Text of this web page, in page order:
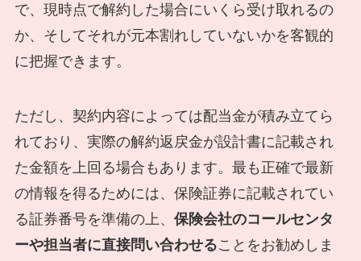
で、現時点で解約した場合にいくら受け取れるの
か、そしてそれが元本割れしていないかを客観的
に把握できます。
ただし、契約内容によっては配当金が積み立てら
れており、実際の解約返戻金が設計書に記載され
た金額を上回る場合もあります。最も正確で最新
の情報を得るためには、保険証券に記載されてい
る証券番号を準備の上、 保険会社のコールセンタ
ーや担当者に直接問い合わせることをお勧めしま